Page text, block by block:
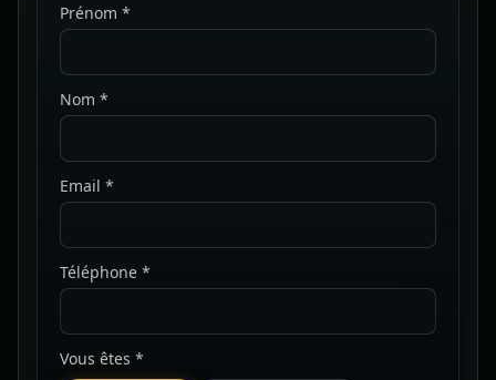
Prénom *
Nom *
Email *
Téléphone *
Vous êtes *